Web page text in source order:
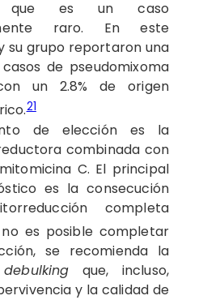
que es un caso
raro. En este
su grupo reportaron una
de pseudomixoma
un 2.8% de origen
21
de elección es la
combinada con
C. El principal
es la consecución
completa
es posible completar
se recomienda la
debulking que, incluso,
y la calidad de